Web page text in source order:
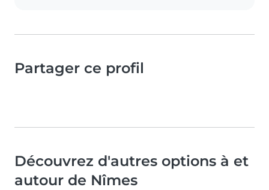
Partager ce profil
Découvrez d'autres options à et
autour de Nîmes